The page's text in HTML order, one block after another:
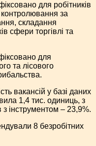
для робітників
контролювання за
складання
сфери торгівлі та
для
та лісового
вакансій у базі даних
1,4 тис. одиниць, з
з інструментом – 23,9%.
8 безробітних